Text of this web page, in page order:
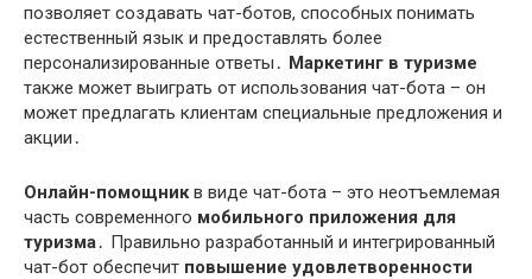
позволяет создавать чат-ботов, способных понимать
естественный язык и предоставлять более
персонализированные ответы․ Маркетинг в туризме
также может выиграть от использования чат-бота – он
может предлагать клиентам специальные предложения и
акции․
Онлайн-помощникв виде чат-бота – это неотъемлемая
часть современного мобильного приложения для
туризма․ Правильно разработанный и интегрированный
чат-бот обеспечит повышение удовлетворенности